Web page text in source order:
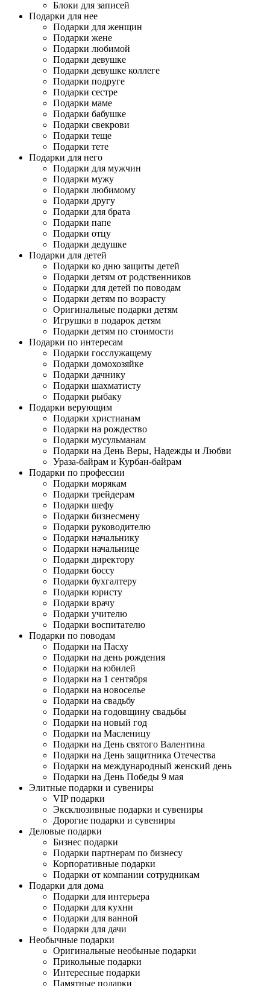
Блоки для записей
Подарки для нее
Подарки для женщин
Подарки жене
Подарки любимой
Подарки девушке
Подарки девушке коллеге
Подарки подруге
Подарки сестре
Подарки маме
Подарки бабушке
Подарки свекрови
Подарки теще
Подарки тете
Подарки для него
Подарки для мужчин
Подарки мужу
Подарки любимому
Подарки другу
Подарки для брата
Подарки папе
Подарки отцу
Подарки дедушке
Подарки для детей
Подарки ко дню защиты детей
Подарки детям от родственников
Подарки для детей по поводам
Подарки детям по возрасту
Оригинальные подарки детям
Игрушки в подарок детям
Подарки детям по стоимости
Подарки по интересам
Подарки госслужащему
Подарки домохозяйке
Подарки дачнику
Подарки шахматисту
Подарки рыбаку
Подарки верующим
Подарки христианам
Подарки на рождество
Подарки мусульманам
Подарки на День Веры, Надежды и Любви
Ураза-байрам и Курбан-байрам
Подарки по профессии
Подарки морякам
Подарки трейдерам
Подарки шефу
Подарки бизнесмену
Подарки руководителю
Подарки начальнику
Подарки начальнице
Подарки директору
Подарки боссу
Подарки бухгалтеру
Подарки юристу
Подарки врачу
Подарки учителю
Подарки воспитателю
Подарки по поводам
Подарки на Пасху
Подарки на день рождения
Подарки на юбилей
Подарки на 1 сентября
Подарки на новоселье
Подарки на свадьбу
Подарки на годовщину свадьбы
Подарки на новый год
Подарки на Масленицу
Подарки на День святого Валентина
Подарки на День защитника Отечества
Подарки на международный женский день
Подарки на День Победы 9 мая
Элитные подарки и сувениры
VIP подарки
Эксклюзивные подарки и сувениры
Дорогие подарки и сувениры
Деловые подарки
Бизнес подарки
Подарки партнерам по бизнесу
Корпоративные подарки
Подарки от компании сотрудникам
Подарки для дома
Подарки для интерьера
Подарки для кухни
Подарки для ванной
Подарки для дачи
Необычные подарки
Оригинальные необыные подарки
Прикольные подарки
Интересные подарки
Памятные подарки